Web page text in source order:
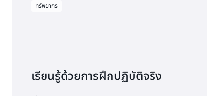
ทรัพยากร
เรียนรู้ด้วยการฝึกปฏิบัติจริง